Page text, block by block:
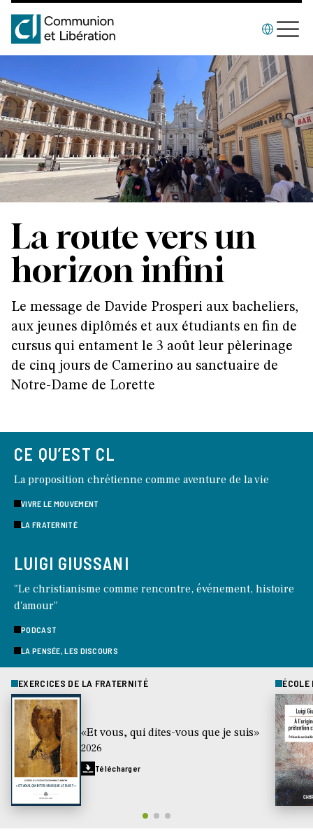
La route vers un
horizon infini
Le message de Davide Prosperi aux bacheliers,
aux jeunes diplômés et aux étudiants en fin de
cursus qui entament le 3 août leur pèlerinage
de cinq jours de Camerino au sanctuaire de
Notre-Dame de Lorette
CE QU’EST CL
La proposition chrétienne comme aventure de la vie
VIVRE LE MOUVEMENT
LA FRATERNITÉ
LUIGI GIUSSANI
"Le christianisme comme rencontre, événement, histoire
d'amour"
PODCAST
LA PENSÉE, LES DISCOURS
EXERCICES DE LA FRATERNITÉ
«Et vous, qui dites-vous que je suis»
2026
Télécharger
ÉCOLE